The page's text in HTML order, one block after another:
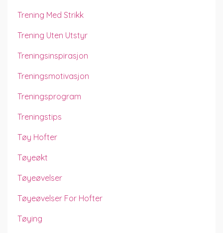
Trening Med Strikk
Trening Uten Utstyr
Treningsinspirasjon
Treningsmotivasjon
Treningsprogram
Treningstips
Tøy Hofter
Tøyeøkt
Tøyeøvelser
Tøyeøvelser For Hofter
Tøying